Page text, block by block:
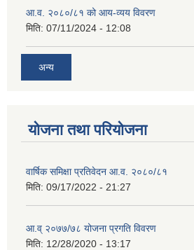
आ.व. २०८०/८१ को आय-व्यय विवरण
मिति: 07/11/2024 - 12:08
अन्य
योजना तथा परियोजना
वार्षिक समिक्षा प्रतिवेदन आ.व. २०८०/८१
मिति: 09/17/2022 - 21:27
आ.व् २०७७/७८ योजना प्रगति विवरण
मिति: 12/28/2020 - 13:17